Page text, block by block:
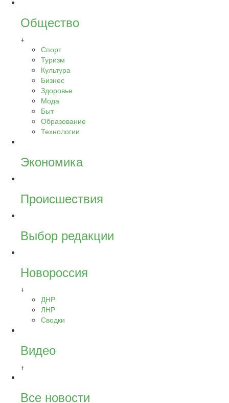
Общество
+
Спорт
Туризм
Культура
Бизнес
Здоровье
Мода
Быт
Образование
Технологии
Экономика
Происшествия
Выбор редакции
Новороссия
+
ДНР
ЛНР
Сводки
Видео
+
Все новости